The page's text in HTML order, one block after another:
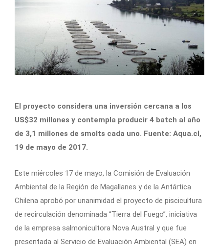
El proyecto considera una inversión cercana a los
US$32 millones y contempla producir 4 batch al año
de 3,1 millones de smolts cada uno. Fuente: Aqua.cl,
19 de mayo de 2017.
Este miércoles 17 de mayo, la Comisión de Evaluación
Ambiental de la Región de Magallanes y de la Antártica
Chilena aprobó por unanimidad el proyecto de piscicultura
de recirculación denominada “Tierra del Fuego”, iniciativa
de la empresa salmonicultora Nova Austral y que fue
presentada al Servicio de Evaluación Ambiental (SEA) en